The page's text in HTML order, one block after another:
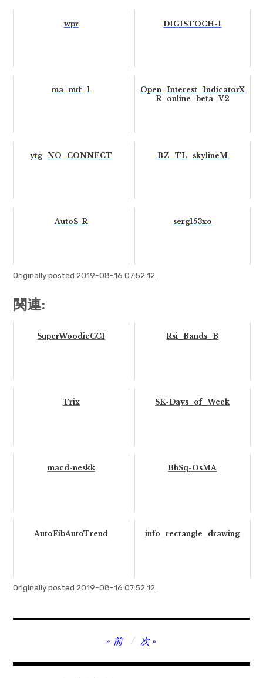
wpr DIGISTOCH-1
ma_mtf_1
Open_Interest_IndicatorX
R_online_beta_V2
ytg_NO_CONNECT BZ_TL_skylineM
AutoS-R serg153xo
Originally posted 2019-08-16 07:52:12.
関連:
SuperWoodieCCI Rsi_Bands_B
Trix SK-Days_of_Week
macd-neskk BbSq-OsMA
AutoFibAutoTrend info_rectangle_drawing
Originally posted 2019-08-16 07:52:12.
稿
前 次